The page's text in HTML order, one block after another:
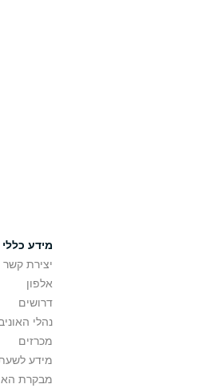
מידע כללי
יצירת קשר
אלפון
דרושים
נהלי
מכרזים
מידע
מבקרת